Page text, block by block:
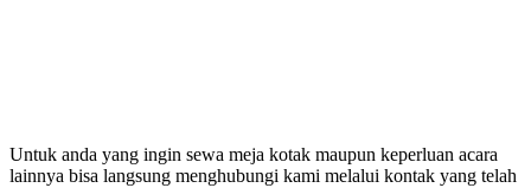
Untuk anda yang ingin sewa meja kotak maupun keperluan acara
lainnya bisa langsung menghubungi kami melalui kontak yang telah